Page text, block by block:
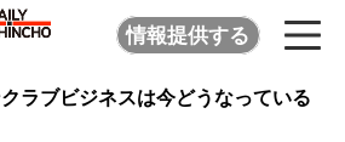
情報提供する
ラブビジネスは今どうなっている